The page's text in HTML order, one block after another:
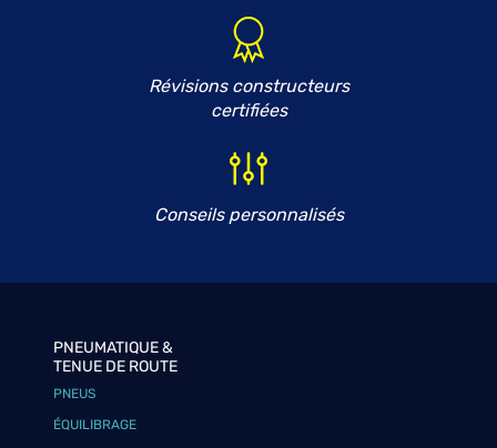
Révisions constructeurs
certifiées
Conseils personnalisés
PNEUMATIQUE &
TENUE DE ROUTE
PNEUS
ÉQUILIBRAGE